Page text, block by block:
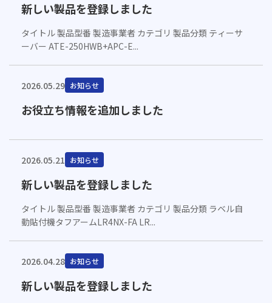
新しい製品を登録しました
タイトル 製品型番 製造事業者 カテゴリ 製品分類 ティーサ
ーバー ATE-250HWB+APC-E...
2026.05.29 お知らせ
お役立ち情報を追加しました
2026.05.21 お知らせ
新しい製品を登録しました
タイトル 製品型番 製造事業者 カテゴリ 製品分類 ラベル自
動貼付機タフアームLR4NX-FA LR...
2026.04.28 お知らせ
新しい製品を登録しました